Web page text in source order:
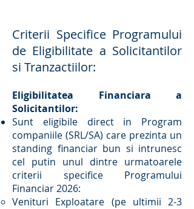
Criterii Specifice Programului
de Eligibilitate a Solicitantilor
si Tranzactiilor:
Eligibilitatea Financiara a
Solicitantilor:
Sunt eligibile direct in Program
companiile (SRL/SA) care prezinta un
standing financiar bun si intrunesc
cel putin unul dintre urmatoarele
criterii specifice Programului
Financiar 2026:
Venituri Exploatare (pe ultimii 2-3